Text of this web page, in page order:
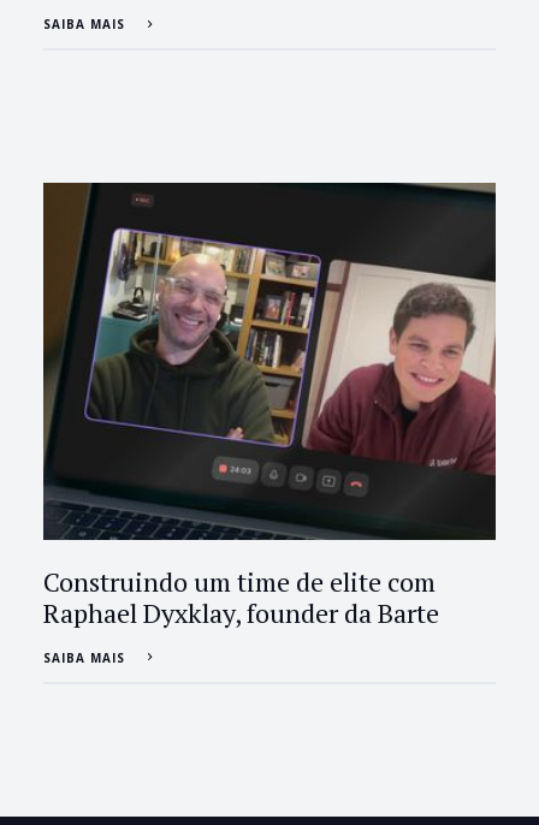
SAIBA MAIS
Construindo um time de elite com
Raphael Dyxklay, founder da Barte
SAIBA MAIS